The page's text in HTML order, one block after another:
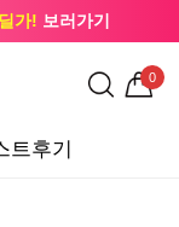
가! 보러가기
0
트후기